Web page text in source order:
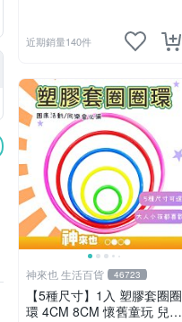
近期銷量140件
神來也 生活百貨 46723
【5種尺寸】1入 塑膠套圈圈
環 4CM 8CM 懷舊童玩 兒童